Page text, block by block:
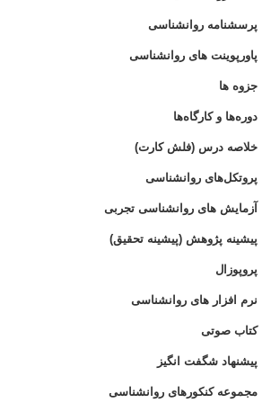
پرسشنامه روانشناسی
پاورپوینت های روانشناسی
جزوه ها
دوره‌ها و کارگاه‌ها
خلاصه درس (فلش کارت)
پروتکل‌های روانشناسی
آزمایش های روانشناسی تجربی
پیشینه پژوهش (پیشینه تحقیق)
پروپوزال
نرم افزار های روانشناسی
کتاب صوتی
پیشنهاد شگفت انگیز
مجموعه کنکورهای روانشناسی